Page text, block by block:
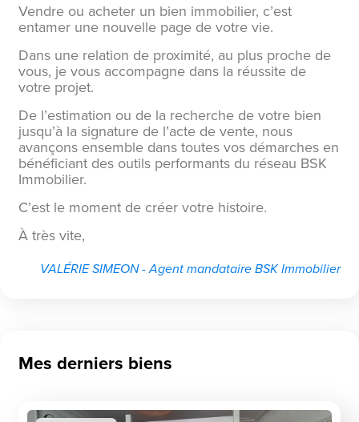
Vendre ou acheter un bien immobilier, c’est
entamer une nouvelle page de votre vie.
Dans une relation de proximité, au plus proche de
vous, je vous accompagne dans la réussite de
votre projet.
De l’estimation ou de la recherche de votre bien
jusqu’à la signature de l’acte de vente, nous
avançons ensemble dans toutes vos démarches en
bénéficiant des outils performants du réseau BSK
Immobilier.
C’est le moment de créer votre histoire.
À très vite,
VALÉRIE SIMEON - Agent mandataire BSK Immobilier
Mes derniers biens